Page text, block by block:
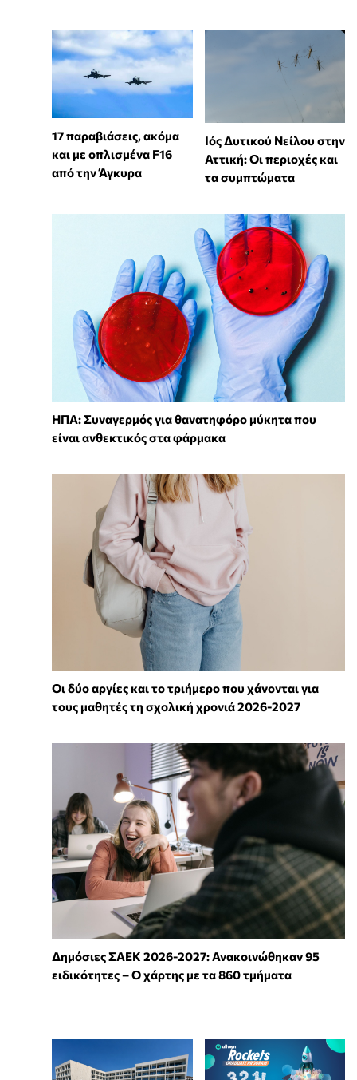
17 παραβιάσεις, ακόμα
και με οπλισμένα F16
από την Άγκυρα
Ιός Δυτικού Νείλου στην
Αττική: Οι περιοχές και
τα συμπτώματα
ΗΠΑ: Συναγερμός για θανατηφόρο μύκητα που
είναι ανθεκτικός στα φάρμακα
Οι δύο αργίες και το τριήμερο που χάνονται για
τους μαθητές τη σχολική χρονιά 2026-2027
Δημόσιες ΣΑΕΚ 2026-2027: Ανακοινώθηκαν 95
ειδικότητες – Ο χάρτης με τα 860 τμήματα